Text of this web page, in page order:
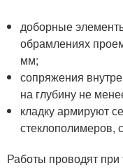
доборные
обрамлениях
мм;
сопряжения
на глубину не
кладку армируют
стеклополимеров,
Работы проводят при